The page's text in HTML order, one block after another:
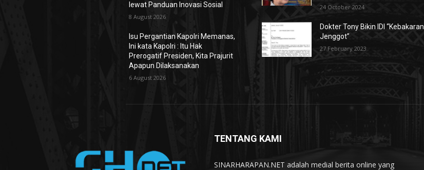
lewat Panduan Inovasi Sosial
8 August 2026
Isu Pergantian Kapolri Memanas,
Ini kata Kapolri : Itu Hak
Prerogatif Presiden, Kita Prajurit
Apapun Dilaksanakan
6 August 2026
24 October 2024
Dokter Tony Bikin IDI “Kebakaran
Jenggot”
27 February 2023
TENTANG KAMI
SINARHARAPAN.NET adalah medial berita online yang